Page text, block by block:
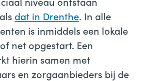
dat in Drenthe. In alle
is inmiddels een lokale
net opgestart. Een
hierin samen met
en zorgaanbieders bij de